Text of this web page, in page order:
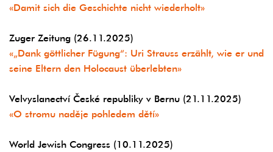
«Damit sich die Geschichte nicht wiederholt»
Zuger Zeitung (26.11.2025)
«„Dank göttlicher Fügung“: Uri Strauss erzählt, wie er und
seine Eltern den Holocaust überlebten»
Velvyslanectví České republiky v Bernu (21.11.2025)
«O stromu naděje pohledem dětí»
World Jewish Congress (10.11.2025)